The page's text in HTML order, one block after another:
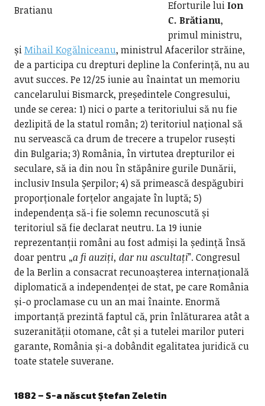
Eforturile lui Ion
C. Brătianu,
primul ministru,
șiMihail Kogălniceanu, ministrul Afacerilor străine,
de a participa cu drepturi depline la Conferință, nu au
avut succes. Pe 12/25 iunie au înaintat un memoriu
cancelarului Bismarck, președintele Congresului,
unde se cerea: 1) nici o parte a teritoriului să nu fie
dezlipită de la statul român; 2) teritoriul național să
nu servească ca drum de trecere a trupelor rusești
din Bulgaria; 3) România, în virtutea drepturilor ei
seculare, să ia din nou în stăpânire gurile Dunării,
inclusiv Insula Șerpilor; 4) să primească despăgubiri
proporționale forțelor angajate în luptă; 5)
independența să-i fie solemn recunoscută și
teritoriul să fie declarat neutru. La 19 iunie
reprezentanții români au fost admiși la ședință însă
doar pentru „a fi auziți, dar nu ascultați”. Congresul
de la Berlin a consacrat recunoașterea internațională
diplomatică a independenței de stat, pe care România
și-o proclamase cu un an mai înainte. Enormă
importanță prezintă faptul că, prin înlăturarea atât a
suzeranității otomane, cât și a tutelei marilor puteri
garante, România și-a dobândit egalitatea juridică cu
toate statele suverane.
1882 – S-a născutȘtefan Zeletin